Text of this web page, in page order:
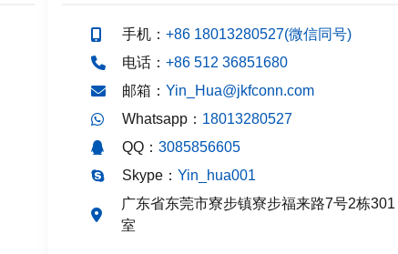
手机： +86 18013280527(微信同号)
电话： +86 512 36851680
邮箱： Yin_Hua@jkfconn.com
Whatsapp： 18013280527
QQ： 3085856605
Skype： Yin_hua001
广东省东莞市寮步镇寮步福来路7号2栋301
室